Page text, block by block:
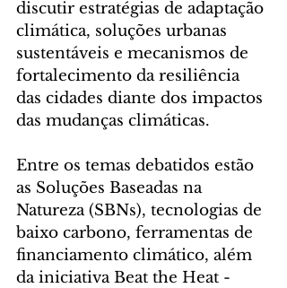
discutir estratégias de adaptação
climática, soluções urbanas
sustentáveis e mecanismos de
fortalecimento da resiliência
das cidades diante dos impactos
das mudanças climáticas.
Entre os temas debatidos estão
as Soluções Baseadas na
Natureza (SBNs), tecnologias de
baixo carbono, ferramentas de
financiamento climático, além
da iniciativa Beat the Heat -